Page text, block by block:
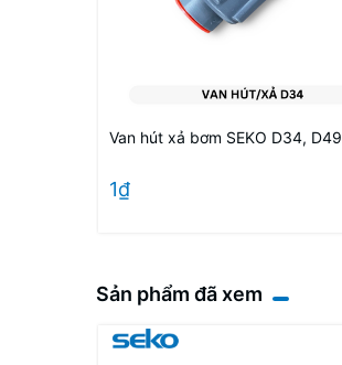
Van hút xả bơm SEKO D34, D49
1₫
Sản phẩm đã xem